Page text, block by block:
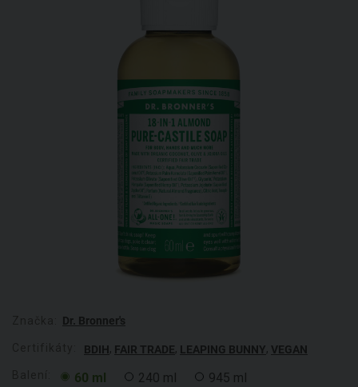
Dr. Bronner's
BDIH, FAIR TRADE, LEAPING BUNNY, VEGAN
60 ml 240 ml 945 ml